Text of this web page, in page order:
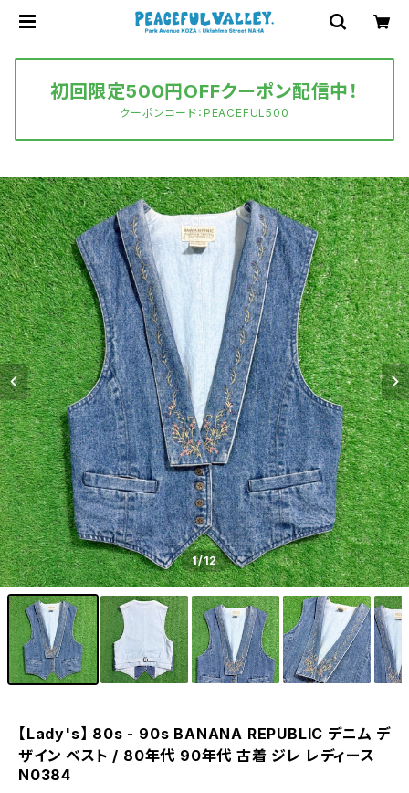
初回限定500円OFFクーポン配信中！
クーポンコード：PEACEFUL500
1/12
【Lady's】 80s - 90s BANANA REPUBLIC デニム デ
ザイン ベスト / 80年代 90年代 古着 ジレ レディース
N0384